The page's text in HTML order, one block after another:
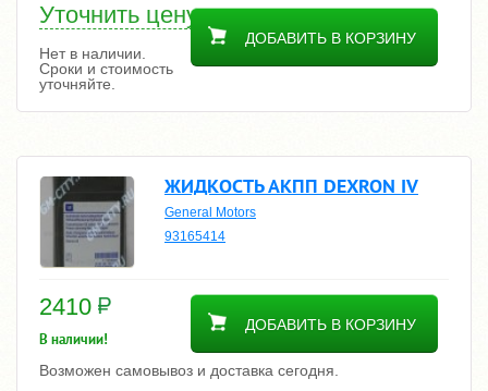
Уточнить цену
ДОБАВИТЬ В КОРЗИНУ
Нет в наличии.
Сроки и стоимость
уточняйте.
ЖИДКОСТЬ АКПП DEXRON IV
General Motors
93165414
2410
ДОБАВИТЬ В КОРЗИНУ
В наличии!
Возможен самовывоз и доставка сегодня.